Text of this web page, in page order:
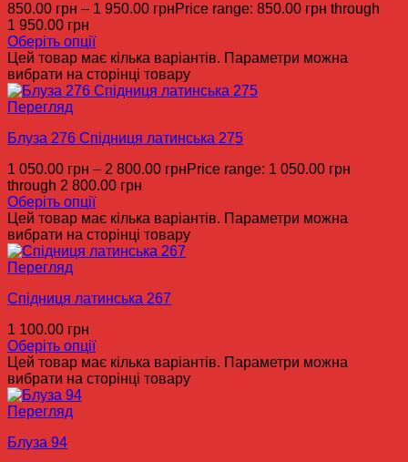
850.00 грн – 1 950.00 грнPrice range: 850.00 грн through
1 950.00 грн
Оберіть опції
Цей товар має кілька варіантів. Параметри можна
вибрати на сторінці товару
Перегляд
Блуза 276 Спідниця латинська 275
1 050.00 грн – 2 800.00 грнPrice range: 1 050.00 грн
through 2 800.00 грн
Оберіть опції
Цей товар має кілька варіантів. Параметри можна
вибрати на сторінці товару
Перегляд
Спідниця латинська 267
1 100.00 грн
Оберіть опції
Цей товар має кілька варіантів. Параметри можна
вибрати на сторінці товару
Перегляд
Блуза 94